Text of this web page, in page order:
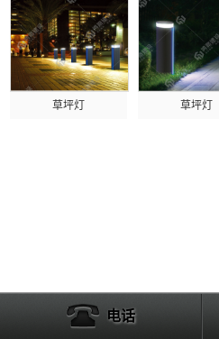
草坪灯 草坪灯
电话